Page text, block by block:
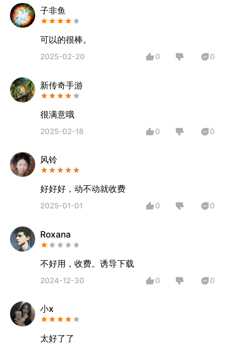
子非鱼
可以的很棒。
2025-02-20 0 0
新传奇手游
很满意哦
2025-02-18 0 0
风铃
好好好，动不动就收费
2025-01-01 0 0
Roxana
不好用，收费。诱导下载
2024-12-30 0 0
小x
太好了了